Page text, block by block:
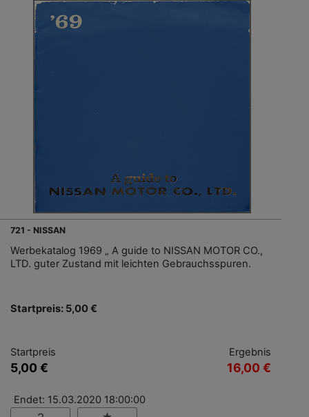
721 - NISSAN
Werbekatalog 1969 „ A guide to NISSAN MOTOR CO.,
LTD. guter Zustand mit leichten Gebrauchsspuren.
Startpreis: 5,00 €
Startpreis
5,00 €
Ergebnis
16,00 €
Endet: 15.03.2020 18:00:00